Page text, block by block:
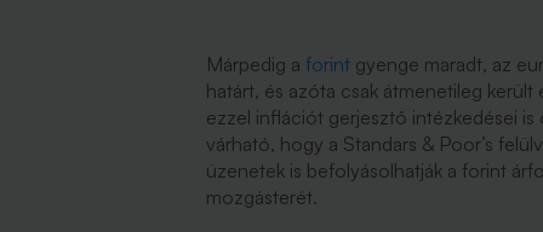
Márpedig a forint gyenge maradt, az
határt, és azóta csak átmenetileg
ezzel inflációt gerjesztő intézkedései
várható, hogy a Standars & Poor’s
üzenetek is befolyásolhatják a forint
mozgásterét.